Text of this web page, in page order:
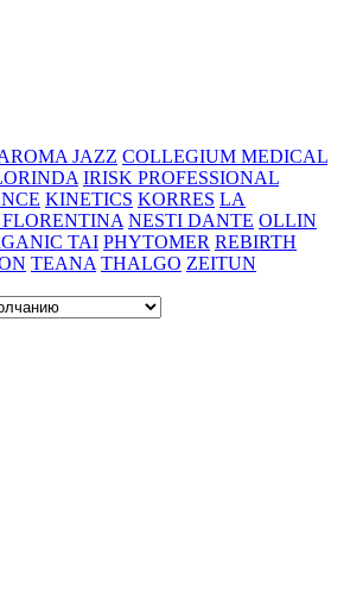
JAZZ COLLEGIUM MEDICAL
IRISK PROFESSIONAL
KINETICS KORRES LA
NESTI DANTE OLLIN
TAI PHYTOMER REBIRTH
TEANA THALGO ZEITUN